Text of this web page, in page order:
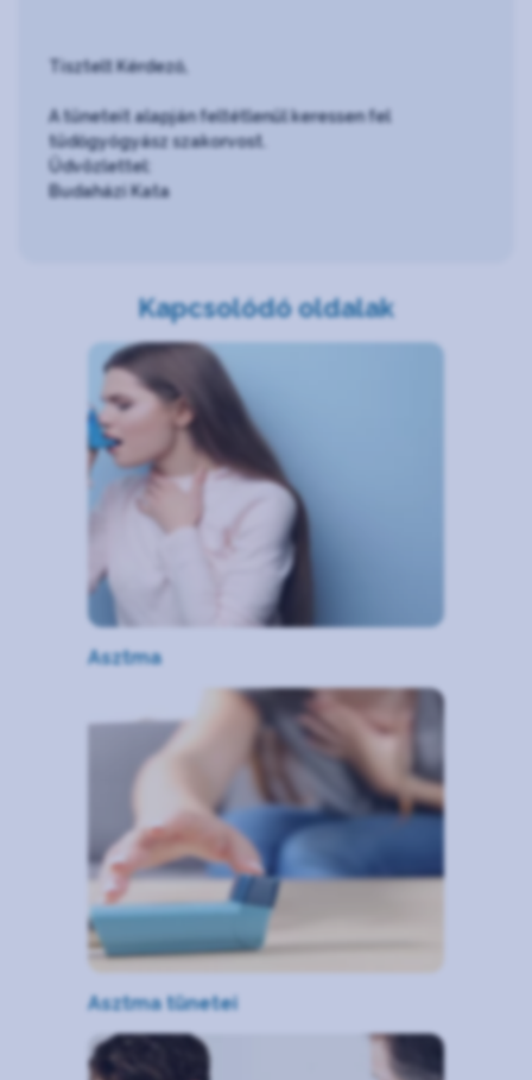
Tisztelt Kérdező,
A tüneteit alapján feltétlenül keressen fel
tüdőgyógyász szakorvost.
Üdvözlettel:
Budaházi Kata
Kapcsolódó oldalak
Asztma
Asztma tünetei